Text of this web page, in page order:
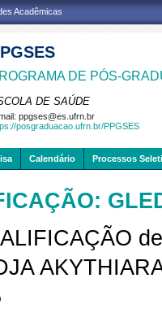
Acadêmicas
DE PÓS-
DE SAÚDE
ppgses@es.ufrn.br
posgraduacao.ufrn.br/PPGSES
Calendário Processos